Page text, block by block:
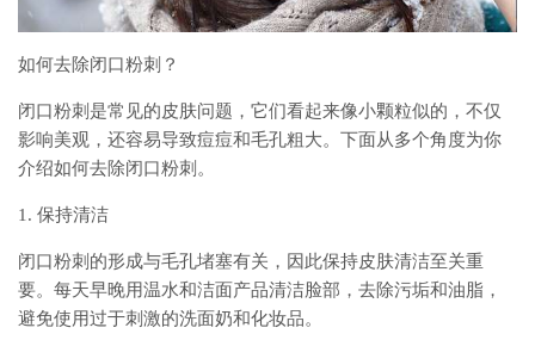
如何去除闭口粉刺？
闭口粉刺是常见的皮肤问题，它们看起来像小颗粒似的，不仅
影响美观，还容易导致痘痘和毛孔粗大。下面从多个角度为你
介绍如何去除闭口粉刺。
1. 保持清洁
闭口粉刺的形成与毛孔堵塞有关，因此保持皮肤清洁至关重
要。每天早晚用温水和洁面产品清洁脸部，去除污垢和油脂，
避免使用过于刺激的洗面奶和化妆品。